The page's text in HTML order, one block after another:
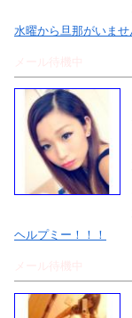
水曜から旦那がいませ
ヘルプミー！！！